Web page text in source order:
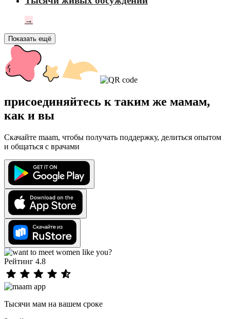
→
Показать ещё
присоединяйтесь к таким же мамам,
как и вы
Скачайте maam, чтобы получать поддержку, делиться опытом
и общаться с врачами
Рейтинг 4.8
Тысячи мам на вашем сроке